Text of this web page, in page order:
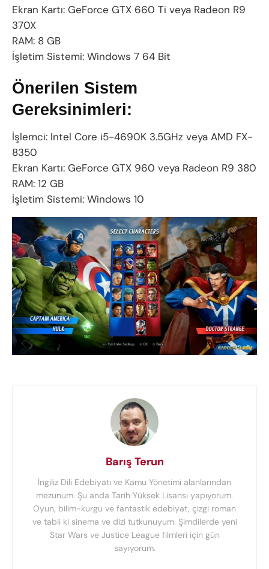
Ekran Kartı: GeForce GTX 660 Ti veya Radeon R9
370X
RAM: 8 GB
İşletim Sistemi: Windows 7 64 Bit
Önerilen Sistem
Gereksinimleri:
İşlemci: Intel Core i5-4690K 3.5GHz veya AMD FX-
8350
Ekran Kartı: GeForce GTX 960 veya Radeon R9 380
RAM: 12 GB
İşletim Sistemi: Windows 10
Barış Terun
İngiliz Dili Edebiyatı ve Kamu Yönetimi alanlarından
mezunum. Şu anda Tarih Yüksek Lisansı yapıyorum.
Oyun, bilim-kurgu ve fantastik edebiyat, çizgi roman
ve tabii ki sinema ve dizi tutkunuyum. Şimdilerde yeni
Star Wars ve Justice League filmleri için gün
sayıyorum.